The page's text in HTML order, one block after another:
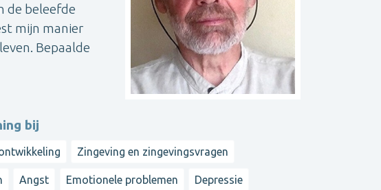
de beleefde
mijn manier
Bepaalde
bij
Zingeving en zingevingsvragen
Angst Emotionele problemen Depressie